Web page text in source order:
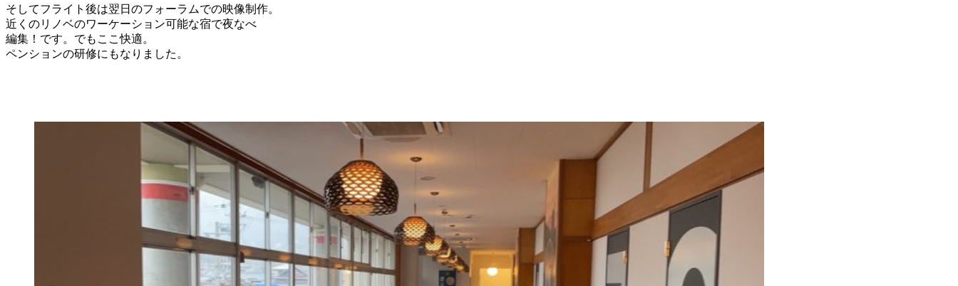
そしてフライト後は翌日のフォーラムでの映像制作。
近くのリノベのワーケーション可能な宿で夜なべ
編集！です。でもここ快適。
ペンションの研修にもなりました。